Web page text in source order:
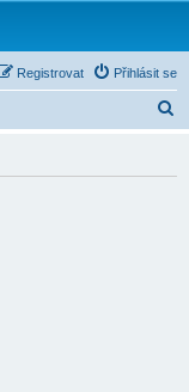
Přihlásit se
Registrovat